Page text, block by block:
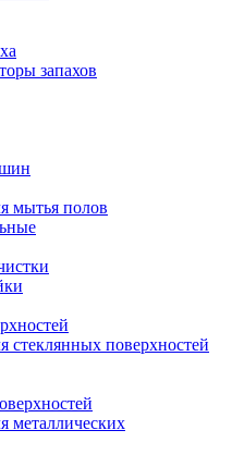
запахов
мытья полов
стеклянных поверхностей
металлических